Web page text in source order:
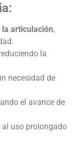
la articulación,
la
necesidad de
el avance de
uso prolongado